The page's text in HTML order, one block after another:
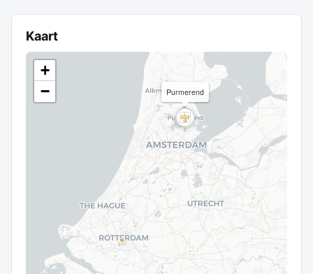
Kaart
Purmerend
+
−